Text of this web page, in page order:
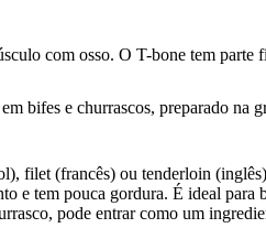
com osso. O T-bone tem
bifes e churrascos, preparado na
filet (francês) ou tenderloin
e tem pouca gordura. É ideal
pode entrar como um